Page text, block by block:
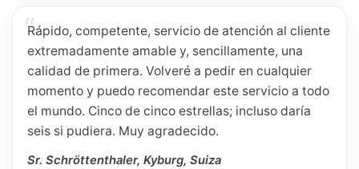
Rápido, competente, servicio de atención al cliente
extremadamente amable y, sencillamente, una
calidad de primera. Volveré a pedir en cualquier
momento y puedo recomendar este servicio a todo
el mundo. Cinco de cinco estrellas; incluso daría
seis si pudiera. Muy agradecido.
Sr. Schröttenthaler, Kyburg, Suiza